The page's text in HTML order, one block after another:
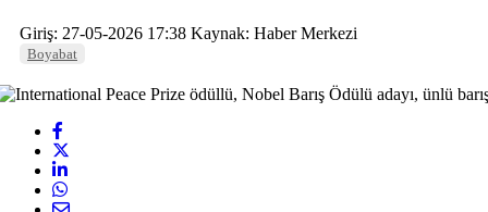
Giriş: 27-05-2026 17:38 Kaynak: Haber Merkezi
Boyabat